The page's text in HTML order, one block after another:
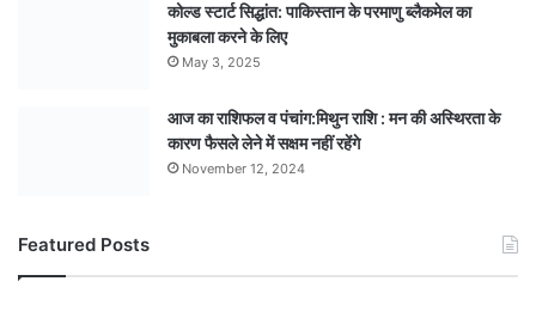
कोल्ड स्टार्ट सिद्धांत: पाकिस्तान के परमाणु ब्लैकमेल का
मुकाबला करने के लिए
May 3, 2025
आज का राशिफल व पंचांग:मिथुन राशि : मन की अस्थिरता के
कारण फैसले लेने में सक्षम नहीं रहेंगे
November 12, 2024
Featured Posts